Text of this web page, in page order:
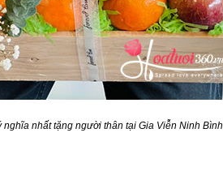
nghĩa nhất tặng người thân tại Gia Viễn Ninh Bình